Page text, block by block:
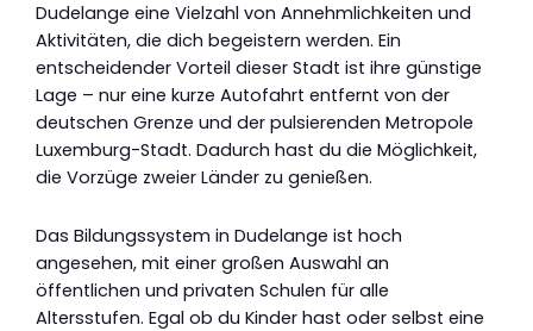
Dudelange eine Vielzahl von Annehmlichkeiten und
Aktivitäten, die dich begeistern werden. Ein
entscheidender Vorteil dieser Stadt ist ihre günstige
Lage – nur eine kurze Autofahrt entfernt von der
deutschen Grenze und der pulsierenden Metropole
Luxemburg-Stadt. Dadurch hast du die Möglichkeit,
die Vorzüge zweier Länder zu genießen.
Das Bildungssystem in Dudelange ist hoch
angesehen, mit einer großen Auswahl an
öffentlichen und privaten Schulen für alle
Altersstufen. Egal ob du Kinder hast oder selbst eine